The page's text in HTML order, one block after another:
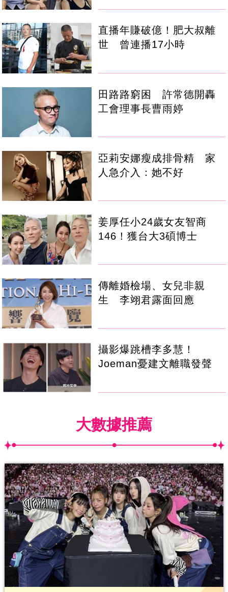
直播年賺破億！肥大叔離
世 曾連播17小時
田路路窮困 許常德開轟
工會理事長曹雨婷
亞莉安娜瘦成排骨精 家
人急介入：她不好
姜厚任小24歲女友智商
146！獲台大3碩博士
傳離婚檢場、女兒非親
生 李翊君露面回應
攝影爆跳槽李多慧！
Joeman憂建文離職發聲
大數據推薦